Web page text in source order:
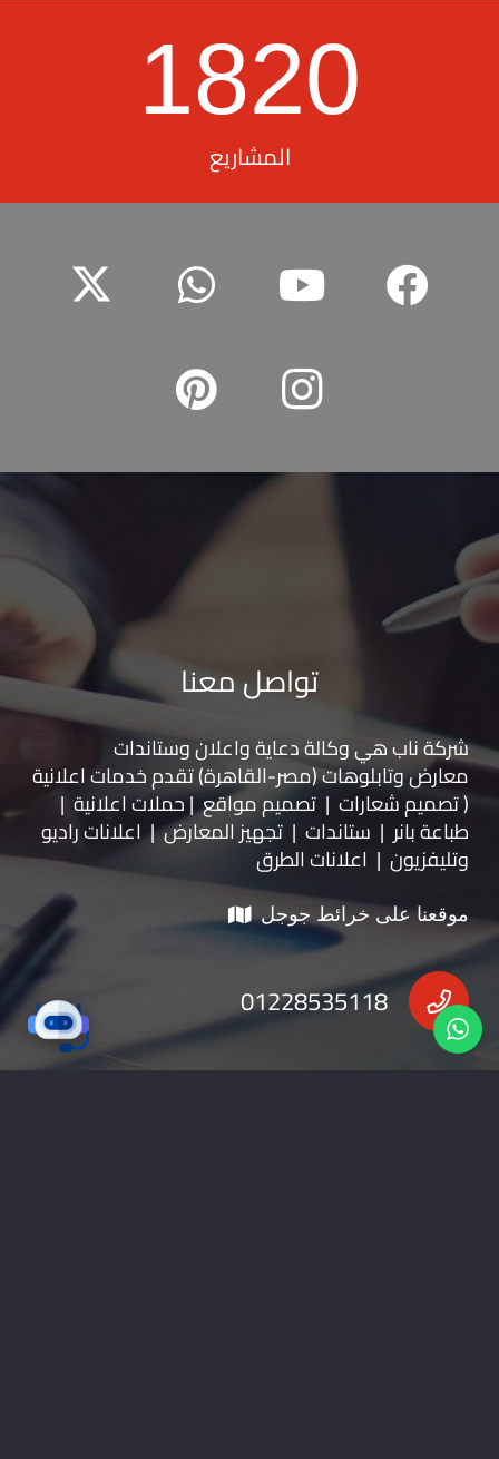
1820
المشاريع
تواصل معنا
شركة ناب هي وكالة دعاية واعلان وستاندات
معارضوتابلوهات(مصر-القاهرة) تقدم خدمات اعلانية
( تصميم شعارات | تصميم مواقع | حملات اعلانية |
طباعة بانر | ستاندات | تجهيز المعارض | اعلانات راديو
وتليفزيون | اعلانات الطرق
موقعنا على خرائط جوجل
01228535118